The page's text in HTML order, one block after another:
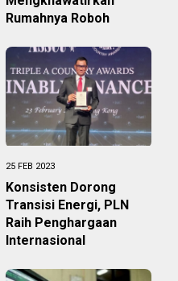
Rumahnya Roboh
25 FEB 2023
Konsisten Dorong
Transisi Energi, PLN
Raih Penghargaan
Internasional